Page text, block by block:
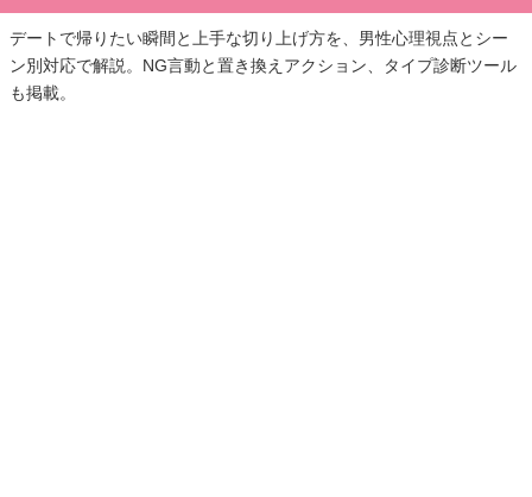
デートで帰りたい瞬間と上手な切り上げ方を、男性心理視点とシー
ン別対応で解説。NG言動と置き換えアクション、タイプ診断ツール
も掲載。